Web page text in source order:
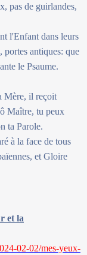
pas de guirlandes,
l'Enfant dans leurs
portes antiques: que
le Psaume.
Mère, il reçoit
Maître, tu peux
ta Parole.
à la face de tous
et Gloire
et la
02-02/mes-yeux-